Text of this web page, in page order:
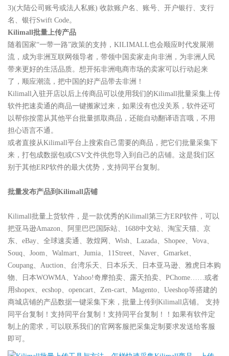
3)(大陆公司账号或法人私账) 收款账户名、账号、开户银行、支行
名、银行Swift Code。
Kilimall批量上传产品
随着国家“一带一路”政策的支持，KILIMALL也会顺应时代发展潮
流，成为非洲互联网领导者，带领中国卖家走向非洲，为非洲人民
带来更好的生活品质。想开拓非洲电商市场的卖家可以行动起来
了，顺应潮流，把中国的好产品带去非洲！
Kilimall入驻开店以后上传商品可以使用我们的Kilimall批量采集上传
软件把速卖通的商品一键搬家过来，如果没有也没关系，软件还可
以帮你按需从其他平台批量抓取商品，还能自动翻译语言哦，不用
担心语言不通。
或者直接从Kilimall平台上搜索自己需要的商品，把它们批量采集下
来，打包成数据包或CSV文件供您导入到自己的店铺。这是我们区
别于其他ERP软件的最大优势，支持同平台复制。
批量发布产品到Kilimall店铺
Kilimall批量上货软件，是一款优秀的Kilimall第三方ERP软件，可以
把亚马逊Amazon、阿里巴巴国际站、1688中文站、淘宝天猫、京
东、eBay、全球速卖通、敦煌网、Wish、Lazada、Shopee、Vova、
Souq、Joom、Walmart、Jumia、11Street、Naver、Gmarket、
Coupang、Auction、台湾乐天、日本乐天、日本亚马逊、雅虎日本购
物、日本WOWMA、Yahoo!奇摩拍卖、露天拍卖、PChome……或者
用shopex、ecshop、opencart、Zen-cart、Magento、Ueeshop等搭建的
商城店铺的产品数据一键采集下来，批量上传到Kilimall店铺。 支持
同平台复制！支持同平台复制！支持同平台复制！！如果有软件定
制上的需求，可以联系我们的官网客服把采集定制要求发送给客服
即可。